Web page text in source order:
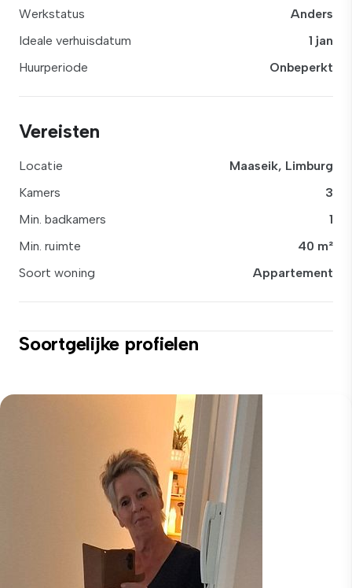
Werkstatus
Anders
Ideale verhuisdatum
1 jan
Huurperiode
Onbeperkt
Vereisten
Locatie
Maaseik, Limburg
Kamers
3
Min. badkamers
1
Min. ruimte
40 m²
Soort woning
Appartement
Soortgelijke profielen